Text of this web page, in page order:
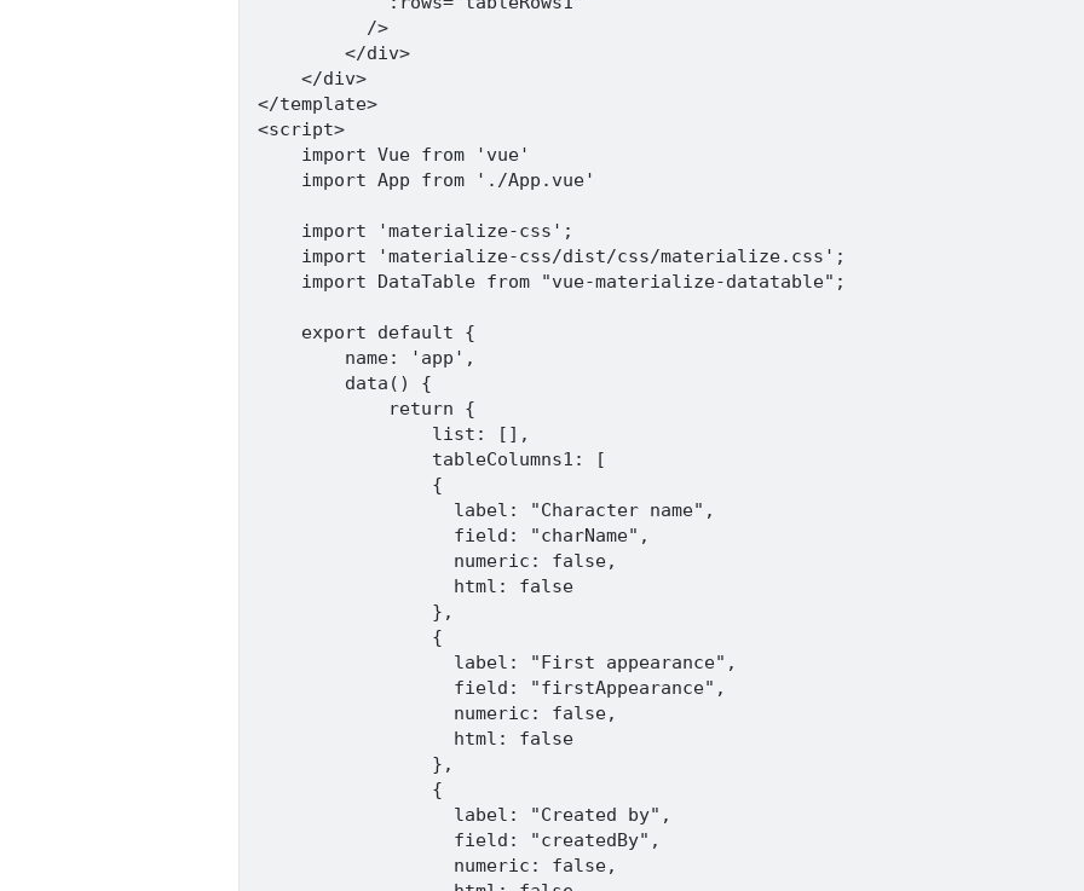
          />
        </div>
    </div>
</template>
<script>
    import Vue from 'vue'
    import App from './App.vue'
    import 'materialize-css';
    import 'materialize-css/dist/css/materialize.css';
    import DataTable from "vue-materialize-datatable";
    export default {
        name: 'app',
        data() {
            return {
                list: [],
                tableColumns1: [
                {
                  label: "Character name",
                  field: "charName",
                  numeric: false,
                  html: false
                },
                {
                  label: "First appearance",
                  field: "firstAppearance",
                  numeric: false,
                  html: false
                },
                {
                  label: "Created by",
                  field: "createdBy",
                  numeric: false,